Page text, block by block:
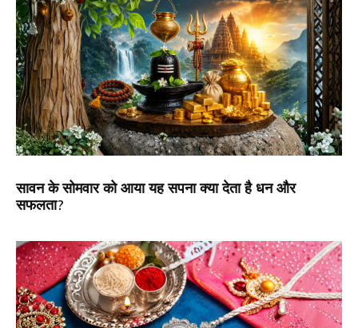
सावन के सोमवार को आया यह सपना क्या देता है धन और
सफलता?